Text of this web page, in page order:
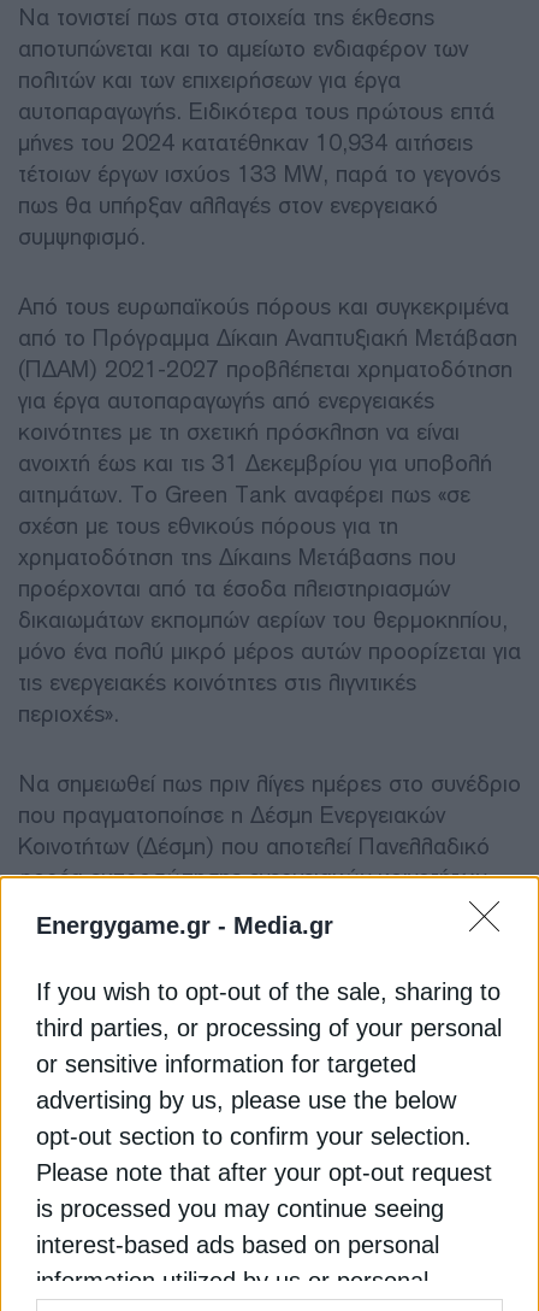
Energygame.gr - Media.gr
If you wish to opt-out of the sale, sharing to
third parties, or processing of your personal
or sensitive information for targeted
advertising by us, please use the below
opt-out section to confirm your selection.
Please note that after your opt-out request
is processed you may continue seeing
interest-based ads based on personal
information utilized by us or personal
Να τονιστεί πως στα στοιχεία της έκθεσης
αποτυπώνεται και το αμείωτο ενδιαφέρον των
πολιτών και των επιχειρήσεων για έργα
αυτοπαραγωγής. Ειδικότερα τους πρώτους επτά
μήνες του 2024 κατατέθηκαν 10,934 αιτήσεις
τέτοιων έργων ισχύος 133 MW, παρά το γεγονός
πως θα υπήρξαν αλλαγές στον ενεργειακό
συμψηφισμό.
Από τους ευρωπαϊκούς πόρους και συγκεκριμένα
από το Πρόγραμμα Δίκαιη Αναπτυξιακή Μετάβαση
(ΠΔΑΜ) 2021-2027 προβλέπεται χρηματοδότηση
για έργα αυτοπαραγωγής από ενεργειακές
κοινότητες με τη σχετική πρόσκληση να είναι
ανοιχτή έως και τις 31 Δεκεμβρίου για υποβολή
αιτημάτων. Το Green Tank αναφέρει πως «σε
σχέση με τους εθνικούς πόρους για τη
χρηματοδότηση της Δίκαιης Μετάβασης που
προέρχονται από τα έσοδα πλειστηριασμών
δικαιωμάτων εκπομπών αερίων του θερμοκηπίου,
μόνο ένα πολύ μικρό μέρος αυτών προορίζεται για
τις ενεργειακές κοινότητες στις λιγνιτικές
περιοχές».
Να σημειωθεί πως πριν λίγες ημέρες στο συνέδριο
που πραγματοποίησε η Δέσμη Ενεργειακών
Κοινοτήτων (Δέσμη) που αποτελεί Πανελλαδικό
φορέα εκπροσώπησης ενεργειακών κοινοτήτων
ευρείας βάσης επισημάνθηκε μεταξύ άλλων η
δυσκολία μικρών ενεργειακών κοινοτήτων να
επισημάνθηκε η ανάγκη προώθησης έργων
αποθήκευσης, με υποστήριξη από δημόσιους
πόρους.
Διαβάστε ακόμη
Έρχεται “κύμα” δράσεων εξοικονόμησης
ενέργειας στο Δημόσιο
Τα ορόσημα και οι εξελίξεις για τις διεθνείς